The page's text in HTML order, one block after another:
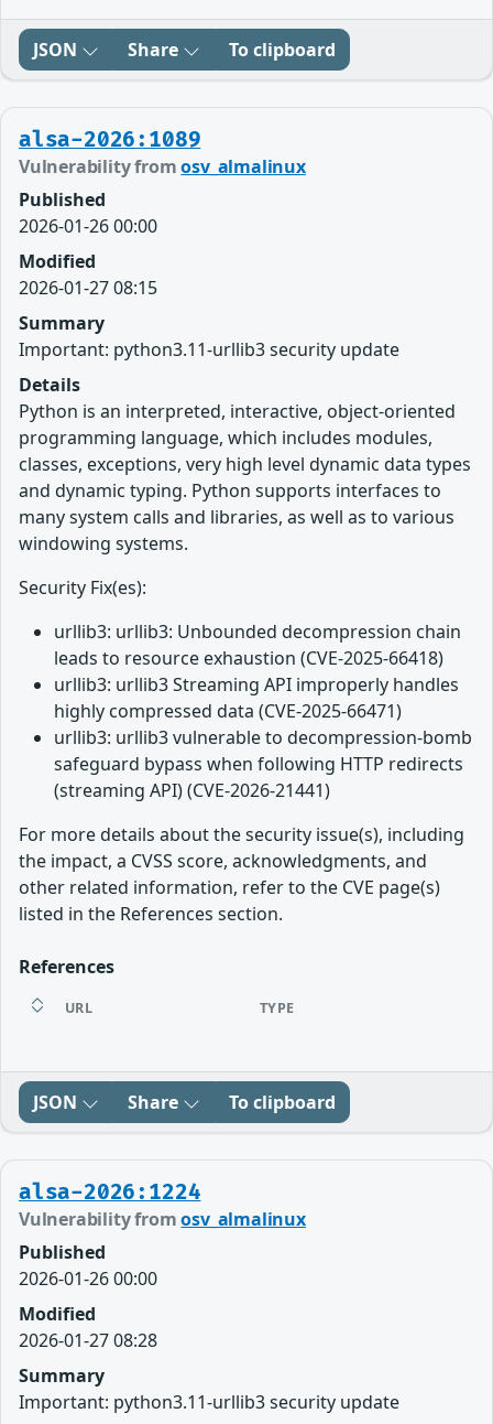
JSON Share To clipboard
alsa-2026:1089
Vulnerability fromosv_almalinux
Published
2026-01-26 00:00
Modified
2026-01-27 08:15
Summary
Important: python3.11-urllib3 security update
Details
Python is an interpreted, interactive, object-oriented
programming language, which includes modules,
classes, exceptions, very high level dynamic data types
and dynamic typing. Python supports interfaces to
many system calls and libraries, as well as to various
windowing systems.
Security Fix(es):
urllib3: urllib3: Unbounded decompression chain
leads to resource exhaustion (CVE-2025-66418)
urllib3: urllib3 Streaming API improperly handles
highly compressed data (CVE-2025-66471)
urllib3: urllib3 vulnerable to decompression-bomb
safeguard bypass when following HTTP redirects
(streaming API) (CVE-2026-21441)
For more details about the security issue(s), including
the impact, a CVSS score, acknowledgments, and
other related information, refer to the CVE page(s)
listed in the References section.
References
URL TYPE
JSON Share To clipboard
alsa-2026:1224
Vulnerability fromosv_almalinux
Published
2026-01-26 00:00
Modified
2026-01-27 08:28
Summary
Important: python3.11-urllib3 security update